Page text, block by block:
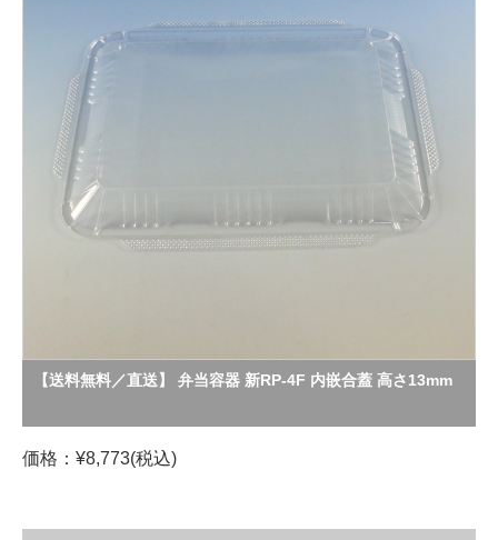
【送料無料／直送】 弁当容器 新RP-4F 内嵌合蓋 高さ13mm
価格：¥8,773(税込)